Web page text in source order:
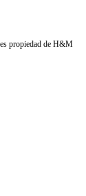
propiedad de H&M